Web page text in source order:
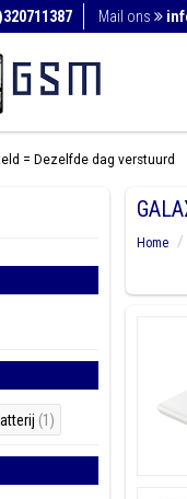
Mail ons
= Dezelfde dag verstuurd
(1)
Home